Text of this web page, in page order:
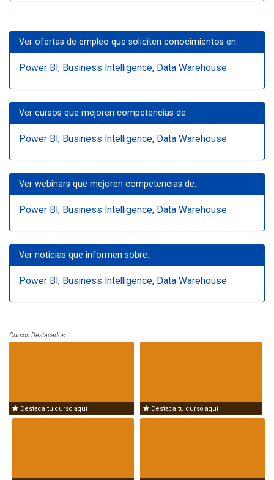
Ver ofertas de empleo que soliciten conocimientos en:
Power BI , Business Intelligence, Data Warehouse
Ver cursos que mejoren competencias de:
Power BI , Business Intelligence, Data Warehouse
Ver webinars que mejoren competencias de:
Power BI , Business Intelligence, Data Warehouse
Ver noticias que informen sobre:
Power BI , Business Intelligence, Data Warehouse
Cursos Destacados
Destaca tu curso aquí Destaca tu curso aquí